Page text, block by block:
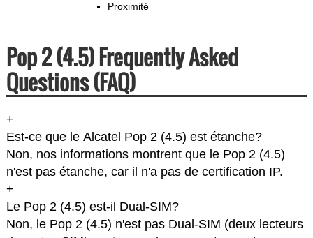
Proximité
Pop 2 (4.5) Frequently Asked
Questions (FAQ)
+
Est-ce que le Alcatel Pop 2 (4.5) est étanche?
Non, nos informations montrent que le Pop 2 (4.5)
n'est pas étanche, car il n'a pas de certification IP.
+
Le Pop 2 (4.5) est-il Dual-SIM?
Non, le Pop 2 (4.5) n'est pas Dual-SIM (deux lecteurs